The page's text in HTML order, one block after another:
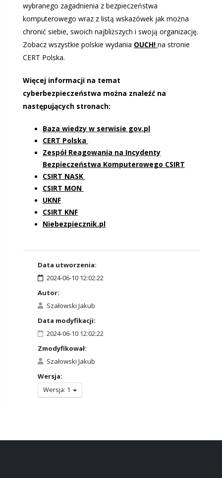
wybranego zagadnienia z bezpieczeństwa
komputerowego wraz z listą wskazówek jak można
chronić siebie, swoich najbliższych i swoją organizację.
Zobacz wszystkie polskie wydania OUCH! na stronie
CERT Polska.
Więcej informacji na temat
cyberbezpieczeństwa można znaleźć na
następujących stronach:
Baza wiedzy w serwisie gov.pl
CERT Polska
Zespół Reagowania na Incydenty
Bezpieczeństwa Komputerowego CSIRT
CSIRT NASK
CSIRT MON
UKNF
CSIRT KNF
Niebezpiecznik.pl
Data utworzenia:
2024-06-10 12:02:22
Autor:
Szałowski Jakub
Data modyfikacji:
2024-06-10 12:02:22
Zmodyfikował:
Szałowski Jakub
Wersja:
Wersja: 1